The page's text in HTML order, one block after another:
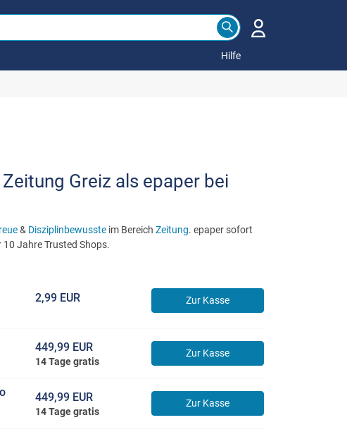
Hilfe
Greiz als epaper bei
& Disziplinbewussteim Bereich Zeitung. epaper sofort
10 Jahre Trusted Shops.
Zur Kasse
2,99 EUR
Zur Kasse
449,99 EUR
14 Tage gratis
Zur Kasse
449,99 EUR
14 Tage gratis